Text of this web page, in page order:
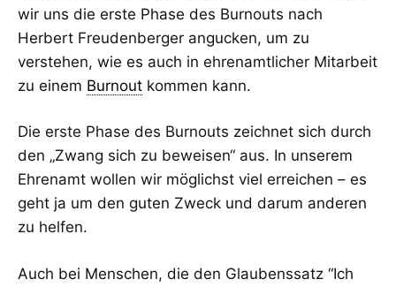
wir uns die erste Phase des Burnouts nach
Herbert Freudenberger angucken, um zu
verstehen, wie es auch in ehrenamtlicher Mitarbeit
zu einem Burnout kommen kann.
Die erste Phase des Burnouts zeichnet sich durch
den „Zwang sich zu beweisen“ aus. In unserem
Ehrenamt wollen wir möglichst viel erreichen – es
geht ja um den guten Zweck und darum anderen
zu helfen.
Auch bei Menschen, die den Glaubenssatz “Ich